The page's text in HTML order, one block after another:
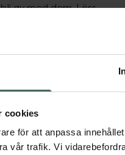
cookies
för att anpassa
vår trafik. Vi
av med dem. Löss
utan rätt verktyg.
du en praktisk och
löss och gnetter.
till att kamma ut löss
gör kamningen